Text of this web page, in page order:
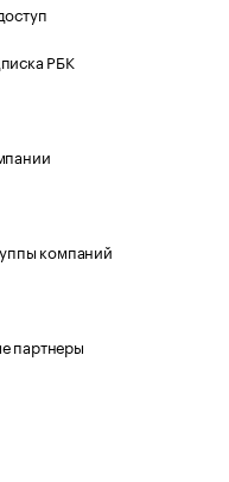
РБК
компаний
партнеры